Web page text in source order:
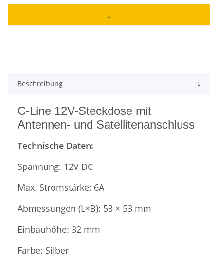
Beschreibung
C-Line 12V-Steckdose mit
Antennen- und Satellitenanschluss
Technische Daten:
Spannung: 12V DC
Max. Stromstärke: 6A
Abmessungen (L×B): 53 × 53 mm
Einbauhöhe: 32 mm
Farbe: Silber